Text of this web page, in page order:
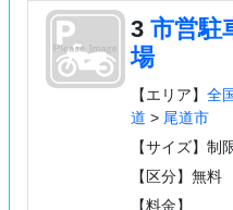
3 市営駐
場
【エリア】 全
道 > 尾道市
【サイズ】制
【区分】無料
【料金】